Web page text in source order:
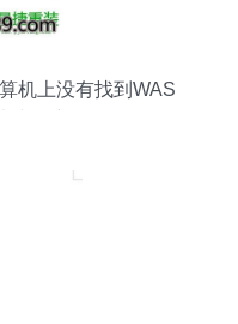
机上没有找到WAS